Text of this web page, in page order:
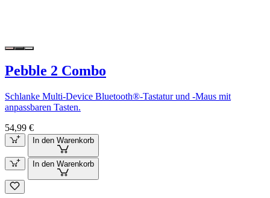
Pebble 2 Combo
Schlanke Multi-Device Bluetooth®-Tastatur und -Maus mit
anpassbaren Tasten.
54,99 €
In den Warenkorb
In den Warenkorb